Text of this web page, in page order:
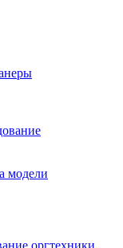
модели
оргтехники